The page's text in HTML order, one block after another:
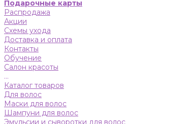
Подарочные карты
Распродажа
Акции
Схемы ухода
Доставка и оплата
Контакты
Обучение
Салон красоты
...
Каталог товаров
Для волос
Маски для волос
Шампуни для волос
Эмульсии и сыворотки для волос